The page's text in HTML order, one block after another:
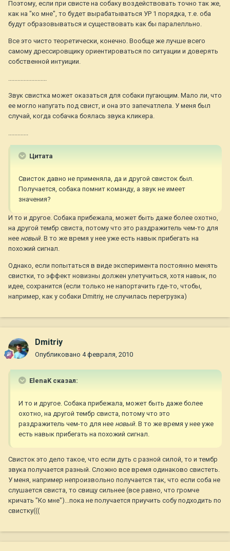
Поэтому, если при свисте на собаку воздействовать точно так же,
как на "ко мне", то будет вырабатываться УР 1 порядка, т.е. оба
будут образовываться и существовать как бы паралелльно.
Все это чисто теоретически, конечно. Вообще же лучше всего
самому дрессировщику ориентироваться по ситуации и доверять
собственной интуиции.
.........................
Звук свистка может оказаться для собаки пугающим. Мало ли, что
ее могло напугать под свист, и она это запечатлела. У меня был
случай, когда собачка боялась звука кликера.
.............
Цитата
Свисток давно не применяла, да и другой свисток был.
Получается, собака помнит команду, а звук не имеет
значения?
И то и другое. Собака прибежала, может быть даже более охотно,
на другой тембр свиста, потому что это раздражитель чем-то для
нее новый. В то же время у нее уже есть навык прибегать на
похожий сигнал.
Однако, если попытаться в виде эксперимента постоянно менять
свистки, то эффект новизны должен улетучиться, хотя навык, по
идее, сохранится (если только не напортачить где-то, чтобы,
например, как у собаки Dmitriy, не случилась перегрузка)
Dmitriy
Опубликовано 4 февраля, 2010
ElenaK сказал:
И то и другое. Собака прибежала, может быть даже более
охотно, на другой тембр свиста, потому что это
раздражитель чем-то для нее новый. В то же время у нее уже
есть навык прибегать на похожий сигнал.
Свисток это дело такое, что если дуть с разной силой, то и тембр
звука получается разный. Сложно все время одинаково свистеть.
У меня, например непроизвольно получается так, что если соба не
слушается свиста, то свищу сильнее (все равно, что громче
кричать "Ко мне")...пока не получается приучить собу подходить по
свистку(((